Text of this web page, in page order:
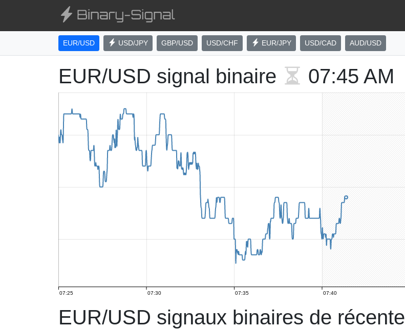
EUR/USD USD/JPY GBP/USD USD/CHF EUR/JPY USD/CAD AUD/USD
EUR/USD signal binaire 07:45 AM
07:25 07:30 07:35 07:40
EUR/USD signaux binaires de récente